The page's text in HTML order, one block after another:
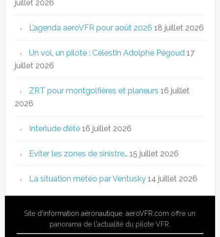
juillet 2026
L’agenda aeroVFR pour août 2026 18 juillet 2026
Un vol, un pilote : Célestin Adolphe Pégoud 17
juillet 2026
ZRT pour montgolfières et planeurs 16 juillet
2026
Interlude d’été 16 juillet 2026
Eviter les zones de sinistre… 15 juillet 2026
La situation météo par Ventusky 14 juillet 2026
Site d'information aéronautique ,aeroVFR.com offre un
panorama de l'actualité du pilote VFR.